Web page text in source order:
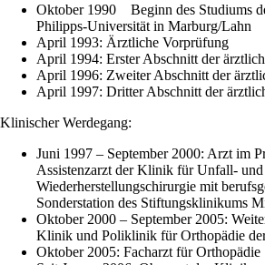
Oktober 1990 Beginn des Studiums
Philipps-Universität in Marburg/Lahn
April 1993: Ärztliche Vorprüfung
April 1994: Erster Abschnitt der
April 1996: Zweiter Abschnitt der
April 1997: Dritter Abschnitt der
Klinischer Werdegang:
Juni 1997 – September 2000: Arzt im
Assistenzarzt der Klinik für Unfall- und
Wiederherstellungschirurgie mit
Sonderstation des Stiftungsklinikums
Oktober 2000 – September 2005:
Klinik und Poliklinik für Orthopädie
Oktober 2005: Facharzt für Orthopädie